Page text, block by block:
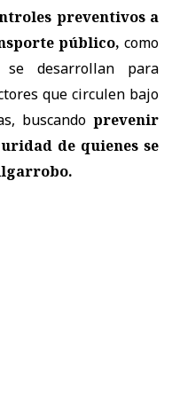
preventivos a
público, como
desarrollan para
que circulen bajo
buscando prevenir
de quienes se